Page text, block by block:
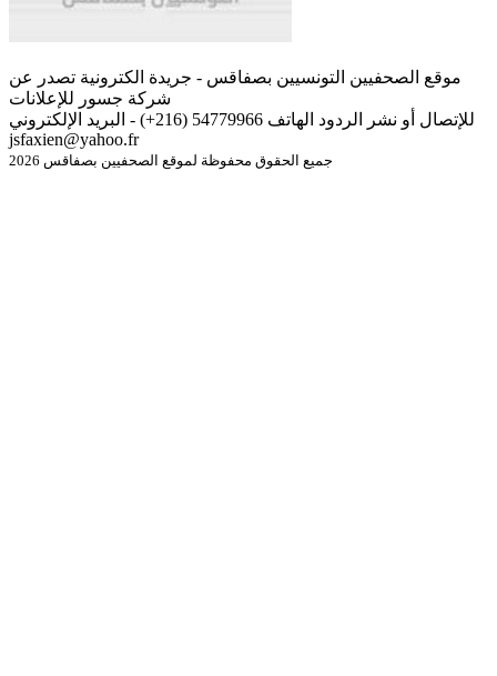
موقع الصحفيين التونسيين بصفاقس - جريدة الكترونية تصدر عن
شركة جسور للإعلانات
للإتصال أو نشر الردود الهاتف 54779966 (216+) - البريد الإلكتروني
jsfaxien@yahoo.fr
جميع الحقوق محفوظة لموقع الصحفيين بصفاقس 2026